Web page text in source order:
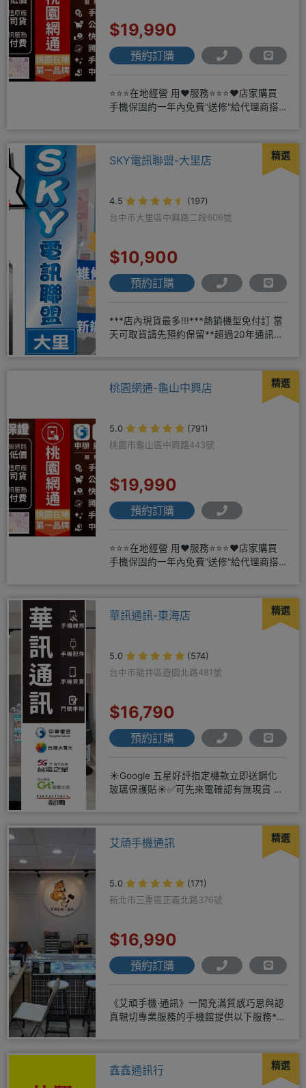
$19,990
預約訂購
⭐⭐⭐在地經營 用❤️服務⭐⭐⭐❤️店家購買
手機保固約一年內免費"送修"給代理商搭
精選
SKY電訊聯盟-大里店
4.5
(197)
台中市大里區中興路二段606號
$10,900
預約訂購
***店內現貨最多!!!***熱銷機型免付訂 當
天可取貨請先預約保留**超過20年通訊經
精選
桃園網通-龜山中興店
5.0
(791)
桃園市龜山區中興路443號
$19,990
預約訂購
⭐⭐⭐在地經營 用❤️服務⭐⭐⭐❤️店家購買
手機保固約一年內免費"送修"給代理商搭
精選
華訊通訊-東海店
5.0
(574)
台中市龍井區遊園北路481號
$16,790
預約訂購
☀️Google 五星好評指定機款立即送鋼化
玻璃保護貼☀️✅可先來電確認有無現貨 ☎️
精選
艾頑手機通訊
5.0
(171)
新北市三重區正義北路376號
$16,990
預約訂購
《艾頑手機·通訊》一間充滿質感巧思與認
真親切專業服務的手機館提供以下服務*免
精選
鑫鑫通訊行